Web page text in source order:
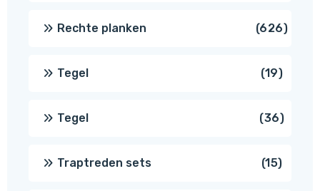
Rechte planken 626626
Tegel 1919
Tegel 3636
Traptreden sets 1515